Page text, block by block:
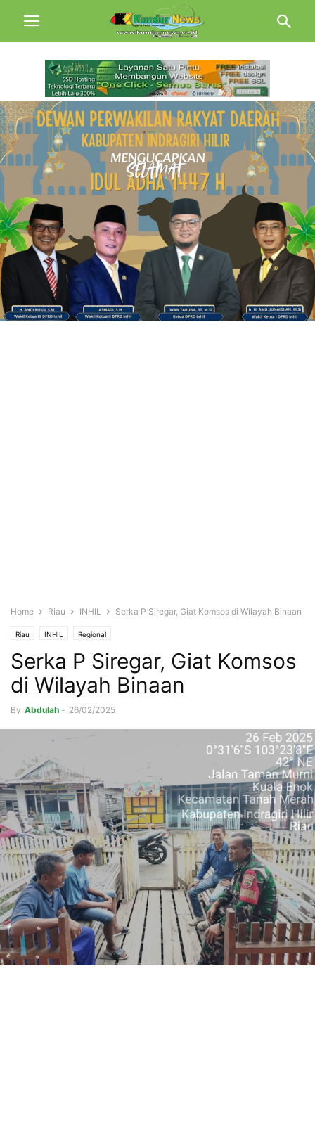
Home Riau INHIL Serka P Siregar, Giat Komsos di Wilayah Binaan
Riau INHIL Regional
Serka P Siregar, Giat Komsos
di Wilayah Binaan
By Abdulah - 26/02/2025